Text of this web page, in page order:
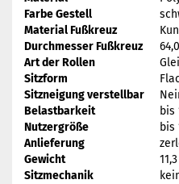
Farbe Gestell
Material Fußkreuz
Durchmesser Fußkreuz
Art der Rollen
Sitzform
Sitzneigung verstellbar
Belastbarkeit
bis
Nutzergröße
bis
Anlieferung
Gewicht
Sitzmechanik